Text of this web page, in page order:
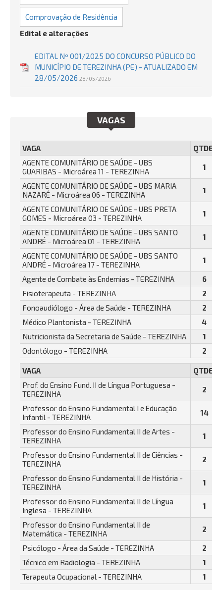
Comprovação de Residência
Edital e alterações
EDITAL Nº 001/2025 DO CONCURSO PÚBLICO DO
MUNICÍPIO DE TEREZINHA (PE) - ATUALIZADO EM
28/05/2026 28/05/2026
VAGAS
VAGA
QTDE.
AGENTE COMUNITÁRIO DE SAÚDE - UBS
GUARIBAS - Microárea 11 - TEREZINHA
1
AGENTE COMUNITÁRIO DE SAÚDE - UBS MARIA
NAZARÉ - Microárea 06 - TEREZINHA
1
AGENTE COMUNITÁRIO DE SAÚDE - UBS PRETA
GOMES - Microárea 03 - TEREZINHA
1
AGENTE COMUNITÁRIO DE SAÚDE - UBS SANTO
ANDRÉ - Microárea 01 - TEREZINHA
1
AGENTE COMUNITÁRIO DE SAÚDE - UBS SANTO
ANDRÉ - Microárea 17 - TEREZINHA
1
Agente de Combate às Endemias - TEREZINHA
6
Fisioterapeuta - TEREZINHA
2
Fonoaudiólogo - Área de Saúde - TEREZINHA
2
Médico Plantonista - TEREZINHA
4
Nutricionista da Secretaria de Saúde - TEREZINHA
1
Odontólogo - TEREZINHA
2
VAGA
QTDE.
Prof. do Ensino Fund. II de Língua Portuguesa -
TEREZINHA
2
Professor do Ensino Fundamental I e Educação
Infantil - TEREZINHA
14
Professor do Ensino Fundamental II de Artes -
TEREZINHA
1
Professor do Ensino Fundamental II de Ciências -
TEREZINHA
2
Professor do Ensino Fundamental II de História -
TEREZINHA
1
Professor do Ensino Fundamental II de Língua
Inglesa - TEREZINHA
1
Professor do Ensino Fundamental II de
Matemática - TEREZINHA
2
Psicólogo - Área da Saúde - TEREZINHA
2
Técnico em Radiologia - TEREZINHA
1
Terapeuta Ocupacional - TEREZINHA
1